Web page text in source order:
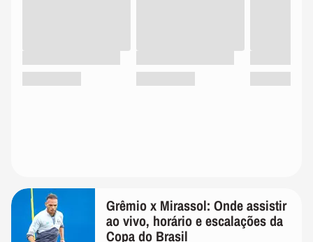
Grêmio x Mirassol: Onde assistir
ao vivo, horário e escalações da
Copa do Brasil